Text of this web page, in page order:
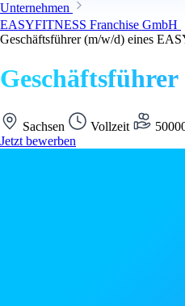
Unternehmen
EASYFITNESS Franchise GmbH
Geschäftsführer (m/w/d) eines
Sachsen Vollzeit
Jetzt bewerben